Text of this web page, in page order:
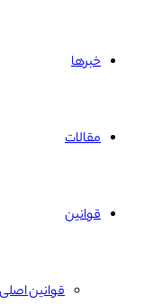
خبرها
مقالات
قوانین
قوانین اصلی